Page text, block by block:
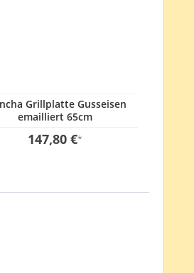
Grillplatte Gusseisen
emailliert 65cm
147,80 €*